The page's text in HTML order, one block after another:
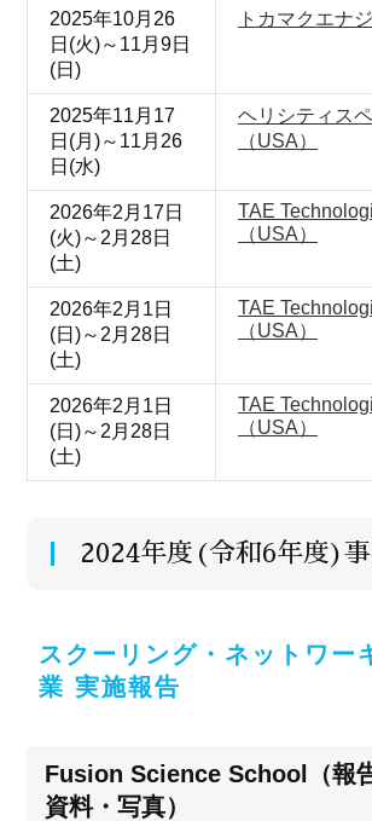
2025年10月26
日(火)～11月9日
(日)
トカマクエナ
2025年11月17
日(月)～11月26
日(水)
ヘリシティス
（USA）
2026年2月17日
(火)～2月28日
(土)
TAE
（USA）
2026年2月1日
(日)～2月28日
(土)
TAE
（USA）
2026年2月1日
(日)～2月28日
(土)
TAE
（USA）
2024年度(令和6年度)
スクーリング・ネットワー
業 実施報告
Fusion Science School（報
資料・写真）